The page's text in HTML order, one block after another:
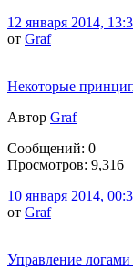
12 января 2014,
от Graf
Некоторые
Автор Graf
Сообщений: 0
Просмотров: 9,316
10 января 2014,
от Graf
Управление